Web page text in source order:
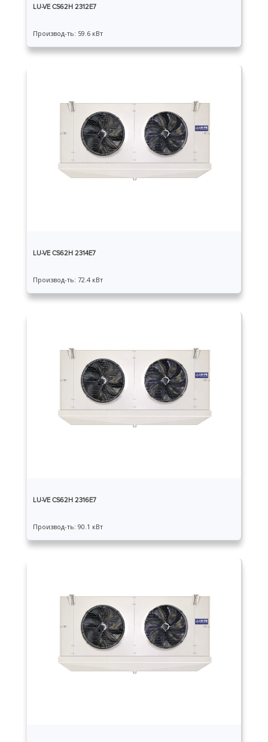
LU-VE CS62H 2312E7
Производ-ть: 59.6 кВт
LU-VE CS62H 2314E7
Производ-ть: 72.4 кВт
LU-VE CS62H 2316E7
Производ-ть: 90.1 кВт